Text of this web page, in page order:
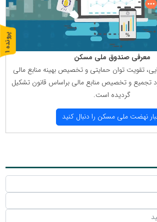
معرفی صندوق ملی مسكن
تقویت توان حمایتی و تخصیص بهینه منابع مالی
تجمیع و تخصیص منابع مالی براساس قانون تشكیل
گردیده است.
نهضت ملی مسكن را دنبال كنید
پ
ر
و
ن
د
ه
1